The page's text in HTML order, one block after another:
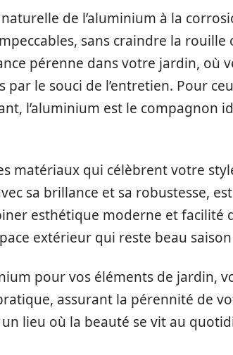
de l’aluminium à la
sans craindre la rouille
pérenne dans votre jardin, où
par le souci de l’entretien. Pour
l’aluminium est le compagnon
matériaux qui célèbrent votre
sa brillance et sa robustesse,
esthétique moderne et facilité
extérieur qui reste beau
pour vos éléments de jardin,
assurant la pérennité de
lieu où la beauté se vit au